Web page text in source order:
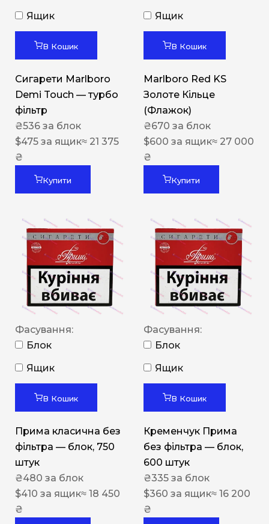
Ящик
В Кошик
Сигарети Marlboro
Demi Touch — турбо
фільтр
₴536 за блок
$475 за ящик≈ 21 375
₴
Купити
Ящик
В Кошик
Marlboro Red KS
Золоте Кільце
(Флажок)
₴670 за блок
$600 за ящик≈ 27 000
₴
Купити
Фасування:
Блок
Ящик
В Кошик
Прима класична без
фільтра — блок, 750
штук
₴480 за блок
$410 за ящик≈ 18 450
₴
Фасування:
Блок
Ящик
В Кошик
Кременчук Прима
без фільтра — блок,
600 штук
₴335 за блок
$360 за ящик≈ 16 200
₴